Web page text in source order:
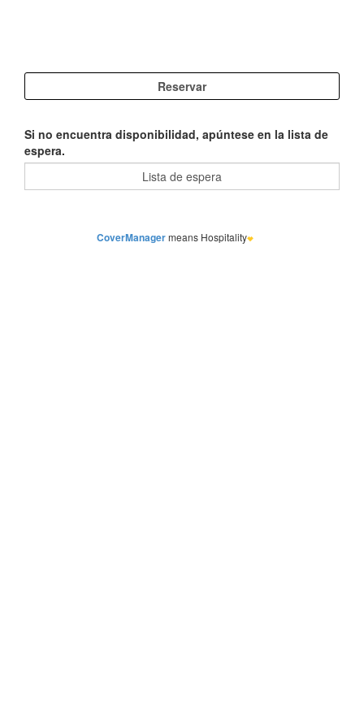
Si no encuentra disponibilidad, apúntese en la lista de
espera.
CoverManagermeans Hospitality